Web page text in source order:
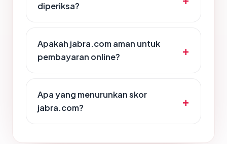
diperiksa?
Apakah jabra.com aman untuk
pembayaran online?
Apa yang menurunkan skor
jabra.com?